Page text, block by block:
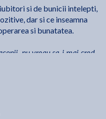
si de bunicii intelepti,
dar si ce inseamna
si bunatatea.
nu vreau sa-i mai cred,
cunostintele.